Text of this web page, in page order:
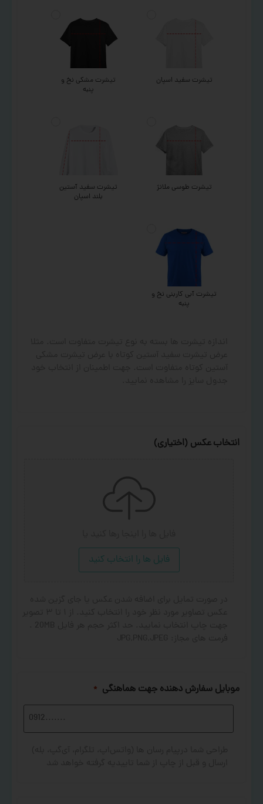
تیشرت سفید اسپان
تیشرت مشکی نخ و
پنبه
تیشرت طوسی ملانژ
تیشرت سفید آستین
بلند اسپان
تیشرت آبی کاربنی نخ و
پنبه
انتخاب عکس (اختیاری)
فایل ها را انتخاب کنید
موبایل سفارش دهنده جهت هماهنگی *